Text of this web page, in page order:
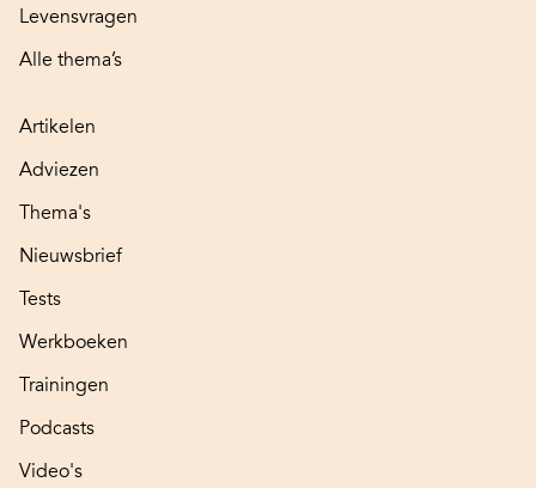
Levensvragen
Alle thema’s
Artikelen
Adviezen
Thema's
Nieuwsbrief
Tests
Werkboeken
Trainingen
Podcasts
Video's